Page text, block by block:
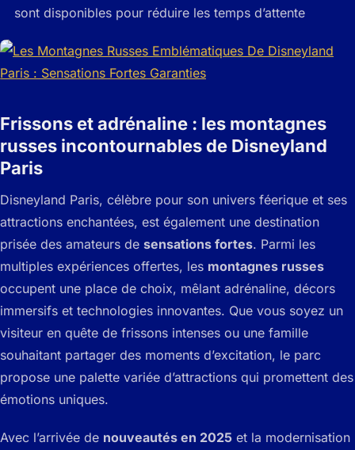
sont disponibles pour réduire les temps d’attente
Frissons et adrénaline : les montagnes
russes incontournables de Disneyland
Paris
Disneyland Paris, célèbre pour son univers féerique et ses
attractions enchantées, est également une destination
prisée des amateurs de sensations fortes. Parmi les
multiples expériences offertes, les montagnes russes
occupent une place de choix, mêlant adrénaline, décors
immersifs et technologies innovantes. Que vous soyez un
visiteur en quête de frissons intenses ou une famille
souhaitant partager des moments d’excitation, le parc
propose une palette variée d’attractions qui promettent des
émotions uniques.
Avec l’arrivée de nouveautés en 2025 et la modernisation